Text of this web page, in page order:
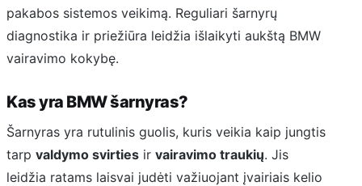
pakabos sistemos veikimą. Reguliari šarnyrų
diagnostika ir priežiūra leidžia išlaikyti aukštą BMW
vairavimo kokybę.
Kas yra BMW šarnyras?
Šarnyras yra rutulinis guolis, kuris veikia kaip jungtis
tarp valdymo svirties ir vairavimo traukių. Jis
leidžia ratams laisvai judėti važiuojant įvairiais kelio